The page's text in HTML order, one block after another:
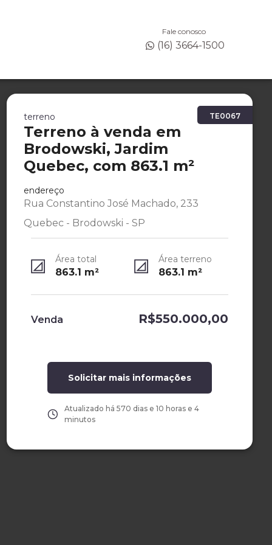
Fale conosco
(16) 3664-1500
TE0067
terreno
Terreno à venda em
Brodowski, Jardim
Quebec, com 863.1 m²
endereço
Rua Constantino José Machado, 233
Quebec - Brodowski - SP
Área total
863.1 m²
Área terreno
863.1 m²
Venda R$550.000,00
Solicitar mais informações
Atualizado há 570 dias e 10 horas e 4
minutos